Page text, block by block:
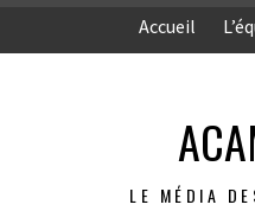
Accueil
LE MÉDIA